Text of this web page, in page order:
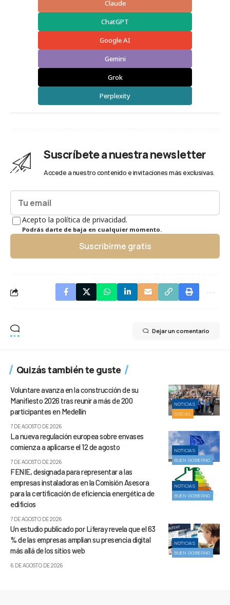
Claude
ChatGPT
Google AI
Gemini
Grok
Perplexity
Suscríbete a nuestra newsletter
Accede a nuestro contenido e invitaciones más exclusivas.
Acepto la política de privacidad.
Podrás darte de baja en cualquier momento.
Suscribirme gratis
Dejar un comentario
Quizás también te guste
NOTICIAS
SOCIAL
Voluntare avanza en la construcción de su
Manifiesto 2026 tras reunir a más de 200
participantes en Medellín
7 DE AGOSTO DE 2026
NOTICIAS
BUEN GOBIERNO
La nueva regulación europea sobre envases
comienza a aplicarse el 12 de agosto
7 DE AGOSTO DE 2026
NOTICIAS
BUEN GOBIERNO
FENIE, designada para representar a las
empresas instaladoras en la Comisión Asesora
para la certificación de eficiencia energética de
edificios
7 DE AGOSTO DE 2026
NOTICIAS
BUEN GOBIERNO
Un estudio publicado por Liferay revela que el 63
% de las empresas amplían su presencia digital
más allá de los sitios web
6 DE AGOSTO DE 2026